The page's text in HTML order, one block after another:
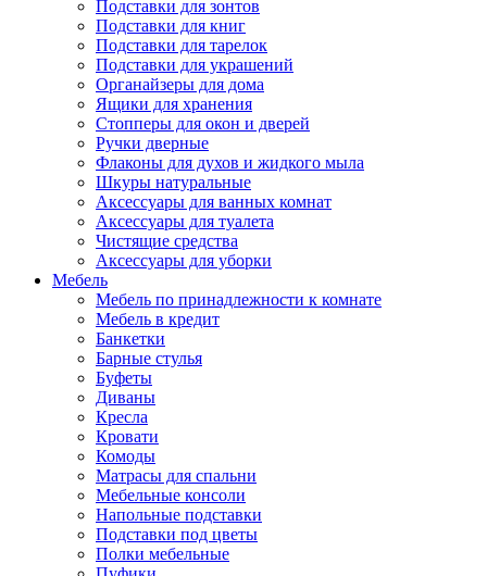
Подставки для зонтов
Подставки для книг
Подставки для тарелок
Подставки для украшений
Органайзеры для дома
Ящики для хранения
Стопперы для окон и дверей
Ручки дверные
Флаконы для духов и жидкого мыла
Шкуры натуральные
Аксессуары для ванных комнат
Аксессуары для туалета
Чистящие средства
Аксессуары для уборки
Мебель
Мебель по принадлежности к комнате
Мебель в кредит
Банкетки
Барные стулья
Буфеты
Диваны
Кресла
Кровати
Комоды
Матрасы для спальни
Мебельные консоли
Напольные подставки
Подставки под цветы
Полки мебельные